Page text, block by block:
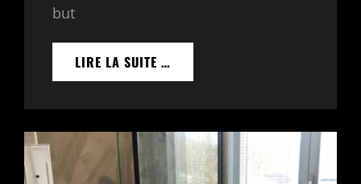
but
LIRE LA SUITE …
D’UNE
DE
DANS
UNE
CHAMBRE